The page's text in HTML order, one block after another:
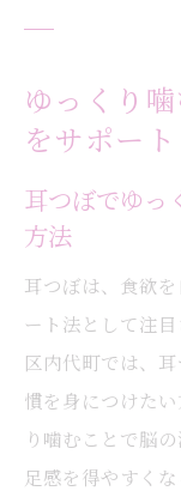
耳つ
耳つぼを
耳つぼ
耳つ
方法
失敗し
耳つぼ
大阪市都島
ゆっくり
をサポート
耳つぼでゆっ
方法
耳つぼは、食欲
ート法として注
区内代町では、
慣を身につけた
り噛むことで脳
足感を得やすくな